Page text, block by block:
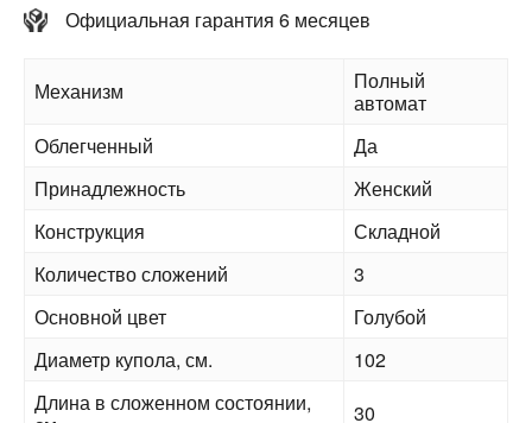
Официальная гарантия 6 месяцев
Механизм
Полный
автомат
Облегченный
Да
Принадлежность
Женский
Конструкция
Складной
Количество сложений
3
Основной цвет
Голубой
Диаметр купола, см.
102
Длина в сложенном состоянии,
30